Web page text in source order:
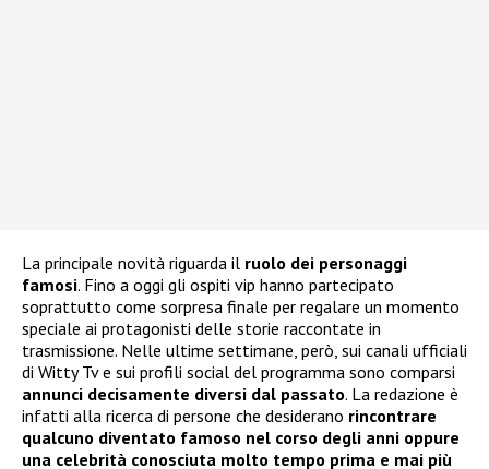
La principale novità riguarda il ruolo dei personaggi
famosi. Fino a oggi gli ospiti vip hanno partecipato
soprattutto come sorpresa finale per regalare un momento
speciale ai protagonisti delle storie raccontate in
trasmissione. Nelle ultime settimane, però, sui canali ufficiali
di Witty Tv e sui profili social del programma sono comparsi
annunci decisamente diversi dal passato. La redazione è
infatti alla ricerca di persone che desiderano rincontrare
qualcuno diventato famoso nel corso degli anni oppure
una celebrità conosciuta molto tempo prima e mai più